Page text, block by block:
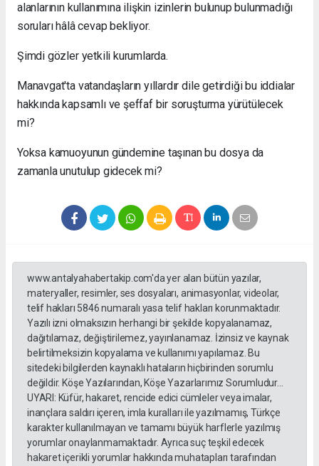
alanlarının kullanımına ilişkin izinlerin bulunup bulunmadığı
soruları hâlâ cevap bekliyor.
Şimdi gözler yetkili kurumlarda.
Manavgat'ta vatandaşların yıllardır dile getirdiği bu iddialar
hakkında kapsamlı ve şeffaf bir soruşturma yürütülecek
mi?
Yoksa kamuoyunun gündemine taşınan bu dosya da
zamanla unutulup gidecek mi?
www.antalyahabertakip.com'da yer alan bütün yazılar,
materyaller, resimler, ses dosyaları, animasyonlar, videolar,
telif hakları 5846 numaralı yasa telif hakları korunmaktadır.
Yazılı izni olmaksızın herhangi bir şekilde kopyalanamaz,
dağıtılamaz, değiştirilemez, yayınlanamaz. İzinsiz ve kaynak
belirtilmeksizin kopyalama ve kullanımı yapılamaz. Bu
sitedeki bilgilerden kaynaklı hataların hiçbirinden sorumlu
değildir. Köşe Yazılarından, Köşe Yazarlarımız Sorumludur...
UYARI: Küfür, hakaret, rencide edici cümleler veya imalar,
inançlara saldırı içeren, imla kuralları ile yazılmamış, Türkçe
karakter kullanılmayan ve tamamı büyük harflerle yazılmış
yorumlar onaylanmamaktadır. Ayrıca suç teşkil edecek
hakaret içerikli yorumlar hakkında muhatapları tarafından